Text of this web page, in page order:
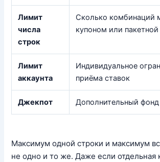
Лимит
числа
строк
Сколько комбинаций
купоном или пакетной
Лимит
аккаунта
Индивидуальное
приёма ставок
Джекпот Дополнительный фонд
Максимум одной строки и максимум
не одно и то же. Даже если отдельная